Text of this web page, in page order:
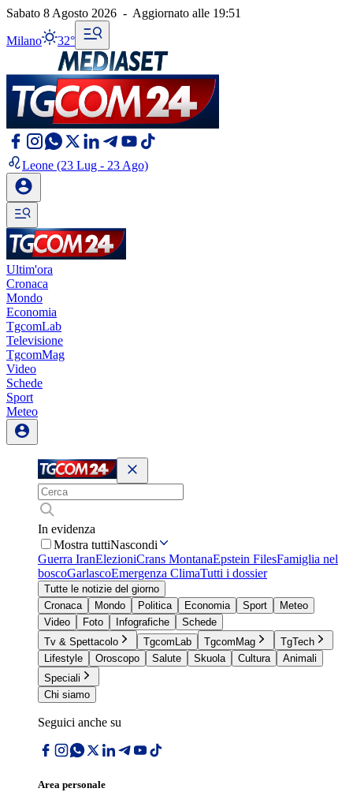
Sabato 8 Agosto 2026 - Aggiornato alle 19:51
Milano 32°
Leone (23 Lug - 23 Ago)
Ultim'ora
Cronaca
Mondo
Economia
TgcomLab
Televisione
TgcomMag
Video
Schede
Sport
Meteo
In evidenza
Mostra tuttiNascondi
Guerra IranElezioniCrans MontanaEpstein FilesFamiglia nel
boscoGarlascoEmergenza ClimaTutti i dossier
Tutte le notizie del giorno
Cronaca
Mondo Politica Economia Sport
Meteo
Video
Foto Infografiche
Schede
Tv & Spettacolo
TgcomLab TgcomMag
TgTech
Lifestyle
Oroscopo Salute Skuola Cultura
Animali
Speciali
Chi siamo
Seguici anche su
Area personale